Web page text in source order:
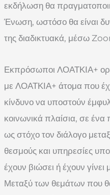
εκδήλωση θα
Ένωση, ωστόσο θα είναι
της διαδικτυακά, μέσω
Εκπρόσωποι ΛΟΑΤΚΙΑ+
με ΛΟΑΤΚΙΑ+ άτομα που
κίνδυνο να υποστούν
κοινωνικά πλαίσια, σε
ως στόχο τον διάλογο
θεσμούς και υπηρεσίες
έχουν βιώσει ή έχουν
Μεταξύ των θεμάτων που